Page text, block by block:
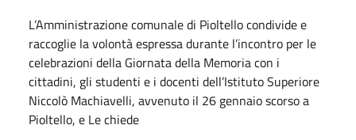
L’Amministrazione comunale di Pioltello condivide e
raccoglie la volontà espressa durante l’incontro per le
celebrazioni della Giornata della Memoria con i
cittadini, gli studenti e i docenti dell’Istituto Superiore
Niccolò Machiavelli, avvenuto il 26 gennaio scorso a
Pioltello, e Le chiede